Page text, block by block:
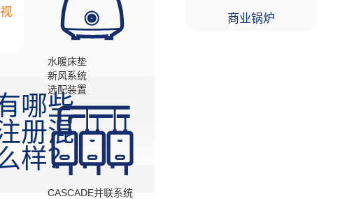
水暖床垫
新风系统
选配装置
CASCADE并联系统
商业锅炉
哪些
册混
样？